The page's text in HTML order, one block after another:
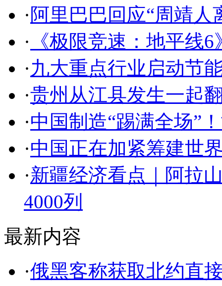
·阿里巴巴回应“周靖人
· 《极限竞速：地平线
·九大重点行业启动节
·贵州从江县发生一起
·中国制造“踢满全场”
·中国正在加紧筹建世
·新疆经济看点｜阿拉
4000列
最新内容
·俄黑客称获取北约直